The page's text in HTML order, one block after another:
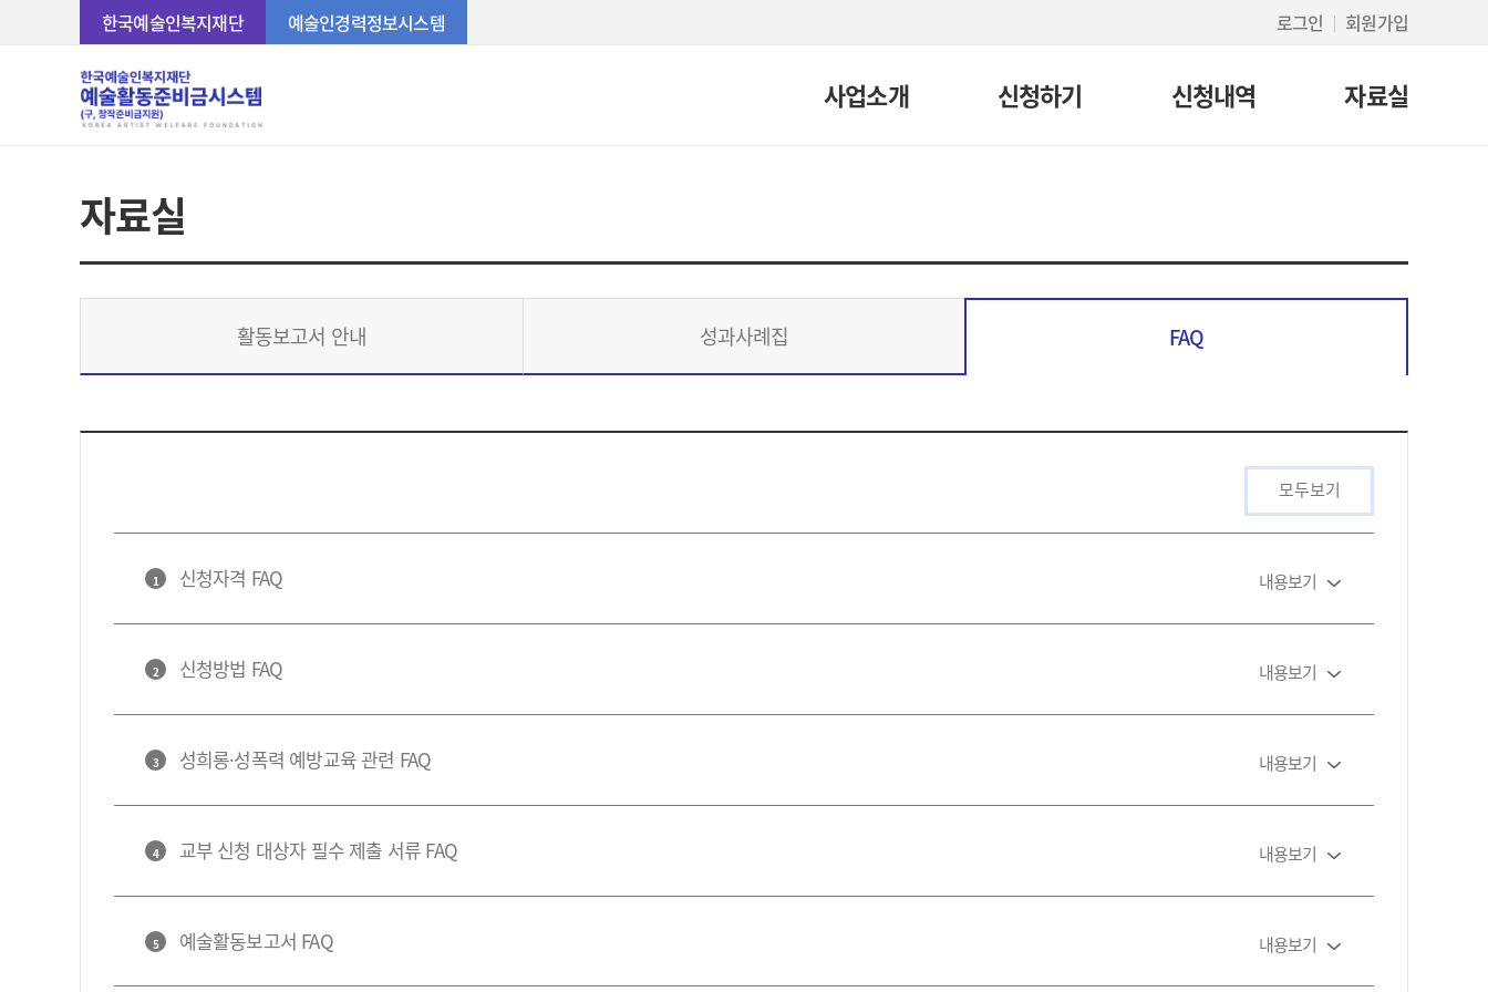
한국예술인복지재단 예술인경력정보시스템 로그인 회원가입
사업소개 신청하기 신청내역 자료실
자료실
활동보고서 안내 성과사례집 FAQ
모두보기
1 신청자격 FAQ 내용보기
2 신청방법 FAQ 내용보기
3 성희롱·성폭력 예방교육 관련 FAQ 내용보기
4 교부 신청 대상자 필수 제출 서류 FAQ 내용보기
5 예술활동보고서 FAQ 내용보기